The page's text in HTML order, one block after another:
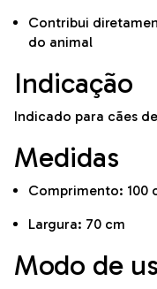
Contribui
do animal
Indicação
Indicado para cães
Medidas
Comprimento: 100
Largura: 70 cm
Modo de